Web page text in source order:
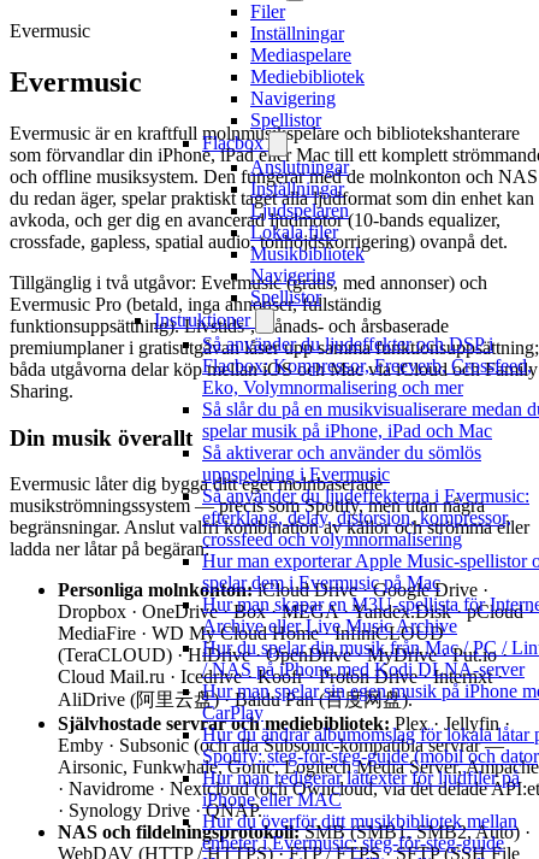
Filer
Inställningar
Mediaspelare
Mediebibliotek
Navigering
Spellistor
Flacbox
Anslutningar
Inställningar
Ljudspelaren
Lokala filer
Musikbibliotek
Navigering
Spellistor
Instruktioner
Så använder du ljudeffekter och DSP i
Flacbox: Kompressor, Freeverb, Crossfeed,
Eko, Volymnormalisering och mer
Så slår du på en musikvisualiserare medan
spelar musik på iPhone, iPad och Mac
Så aktiverar och använder du sömlös
uppspelning i Evermusic
Så använder du ljudeffekterna i Evermusic:
efterklang, delay, distorsion, kompressor,
crossfeed och volymnormalisering
Hur man exporterar Apple Music-spellistor
spelar dem i Evermusic på Mac
Hur man skapar en M3U-spellista för
Archive eller Live Music Archive
Hur du spelar din musik från Mac / PC /
/ NAS på iPhone med Kodi DLNA-server
Hur man spelar sin egen musik på iPhone
CarPlay
Hur du ändrar albumomslag för lokala låtar
Spotify: steg-för-steg-guide (mobil och
Hur man redigerar låttexter för ljudfiler på
iPhone eller MAC
Hur du överför ditt musikbibliotek mellan
enheter i Evermusic: steg-för-steg-guide
Evermusic
Evermusic
Evermusic är en kraftfull molnmusikspelare och bibliotekshanterare
som förvandlar din iPhone, iPad eller Mac till ett komplett
och offline musiksystem. Den fungerar med de molnkonton och NAS
du redan äger, spelar praktiskt taget alla ljudformat som din enhet kan
avkoda, och ger dig en avancerad ljudmotor (10-bands equalizer,
crossfade, gapless, spatial audio, tonhöjdskorrigering) ovanpå det.
Tillgänglig i två utgåvor: Evermusic (gratis, med annonser) och
Evermusic Pro (betald, inga annonser, fullständig
funktionsuppsättning). Livstids-, månads- och årsbaserade
premiumplaner i gratisutgåvan låser upp samma funktionsuppsättning;
båda utgåvorna delar köp mellan iOS och Mac via iCloud och Family
Sharing.
Din musik överallt
Evermusic låter dig bygga ditt eget molnbaserade
musikströmningssystem — precis som Spotify, men utan några
begränsningar. Anslut valfri kombination av källor och strömma eller
ladda ner låtar på begäran:
Personliga molnkonton:iCloud Drive · Google Drive ·
Dropbox · OneDrive · Box · MEGA · Yandex.Disk · pCloud ·
MediaFire · WD My Cloud Home · InfiniCLOUD
(TeraCLOUD) · HiDrive · OpenDrive · MyDrive · Put.io ·
Cloud Mail.ru · Icedrive · Koofr · Proton Drive · Internxt ·
AliDrive (阿里云盘) · Baidu Pan (百度网盘).
Självhostade servrar och mediebibliotek:Plex · Jellyfin ·
Emby · Subsonic (och alla Subsonic-kompatibla servrar —
Airsonic, Funkwhale, Gonic, Logitech Media Server,
· Navidrome · Nextcloud (och Owncloud, via det delade
· Synology Drive · QNAP.
NAS och fildelningsprotokoll:SMB (SMB1, SMB2, Auto) ·
WebDAV (HTTP / HTTPS) · FTP / FTPS · SFTP (SSH File